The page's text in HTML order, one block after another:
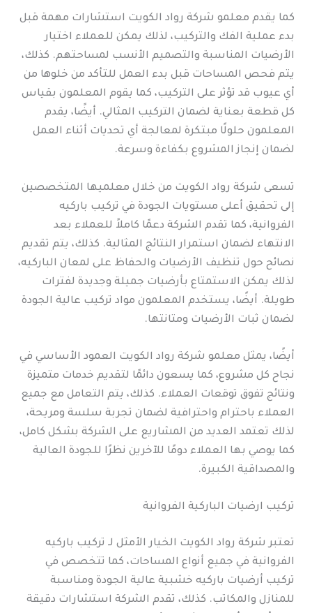
كما يقدم معلمو شركة رواد الكويت استشارات مهمة قبل
بدء عملية الفك والتركيب، لذلك يمكن للعملاء اختيار
الأرضيات المناسبة والتصميم الأنسب لمساحتهم. كذلك،
يتم فحص المساحات قبل بدء العمل للتأكد من خلوها من
أي عيوب قد تؤثر على التركيب، كما يقوم المعلمون بقياس
كل قطعة بعناية لضمان التركيب المثالي. أيضًا، يقدم
المعلمون حلولًا مبتكرة لمعالجة أي تحديات أثناء العمل
لضمان إنجاز المشروع بكفاءة وسرعة.
تسعى شركة رواد الكويت من خلال معلميها المتخصصين
إلى تحقيق أعلى مستويات الجودة في تركيب باركيه
الفروانية، كما تقدم الشركة دعمًا كاملاً للعملاء بعد
الانتهاء لضمان استمرار النتائج المثالية. كذلك، يتم تقديم
نصائح حول تنظيف الأرضيات والحفاظ على لمعان الباركيه،
لذلك يمكن الاستمتاع بأرضيات جميلة وجديدة لفترات
طويلة. أيضًا، يستخدم المعلمون مواد تركيب عالية الجودة
لضمان ثبات الأرضيات ومتانتها.
أيضًا، يمثل معلمو شركة رواد الكويت العمود الأساسي في
نجاح كل مشروع، كما يسعون دائمًا لتقديم خدمات متميزة
ونتائج تفوق توقعات العملاء. كذلك، يتم التعامل مع جميع
العملاء باحترام واحترافية لضمان تجربة سلسة ومريحة،
لذلك تعتمد العديد من المشاريع على الشركة بشكل كامل،
كما يوصي بها العملاء دومًا للآخرين نظرًا للجودة العالية
والمصداقية الكبيرة.
تركيب ارضيات الباركية الفروانية
تعتبر شركة رواد الكويت الخيار الأمثل لـ تركيب باركيه
الفروانية في جميع أنواع المساحات، كما تتخصص في
تركيب أرضيات باركيه خشبية عالية الجودة ومناسبة
للمنازل والمكاتب. كذلك، تقدم الشركة استشارات دقيقة